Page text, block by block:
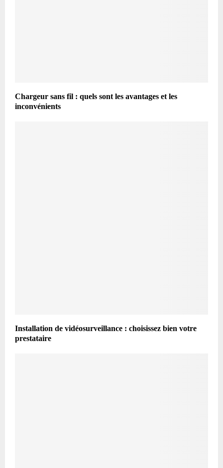
Chargeur sans fil : quels sont les avantages et les
inconvénients
Installation de vidéosurveillance : choisissez bien votre
prestataire